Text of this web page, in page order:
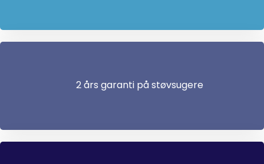
2 års garanti på støvsugere